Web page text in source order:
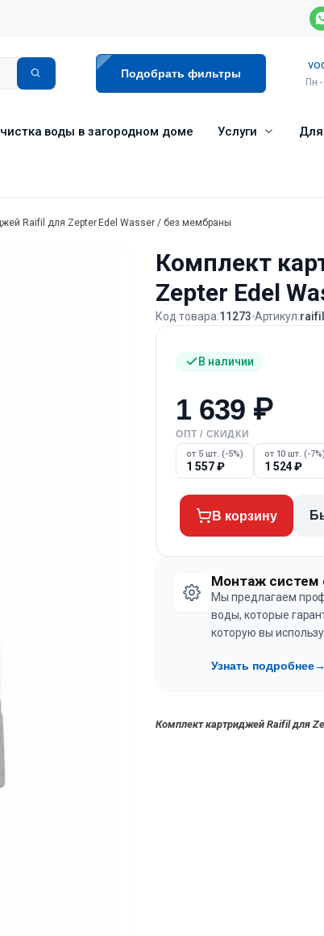
Подобрать фильтры
Пн
воды в загородном доме Услуги Для
Raifil для Zepter Edel Wasser / без мембраны
Комплект
Zepter Edel
Код товара:11273 Артикул:
В наличии
1 639 ₽
ОПТ / СКИДКИ
от 5 шт. (-5%)
1 557₽
от 10 шт. (-7%)
1 524₽
В корзину
Монтаж систем
Мы предлагаем
воды, которые
которую вы
Узнать подробнее→
Комплект картриджей Raifil для